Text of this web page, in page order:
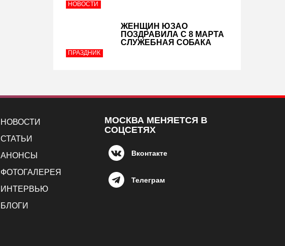
НОВОСТИ
ПРАЗДНИК
ЖЕНЩИН ЮЗАО
ПОЗДРАВИЛА С 8 МАРТА
СЛУЖЕБНАЯ СОБАКА
НОВОСТИ
СТАТЬИ
АНОНСЫ
ФОТОГАЛЕРЕЯ
ИНТЕРВЬЮ
БЛОГИ
МОСКВА МЕНЯЕТСЯ В
СОЦСЕТЯХ
Вконтакте
Телеграм